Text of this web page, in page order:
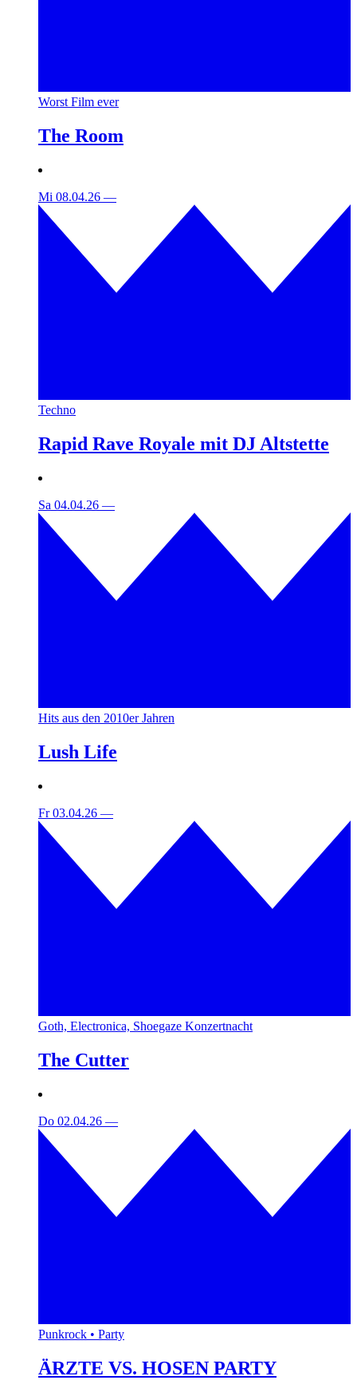
Worst Film ever
The Room
Mi 08.04.26 —
Techno
Rapid Rave Royale mit DJ Altstette
Sa 04.04.26 —
Hits aus den 2010er Jahren
Lush Life
Fr 03.04.26 —
Goth, Electronica, Shoegaze Konzertnacht
The Cutter
Do 02.04.26 —
Punkrock • Party
ÄRZTE VS. HOSEN PARTY